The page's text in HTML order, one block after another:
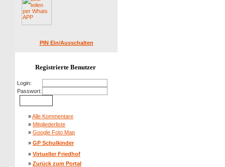
PIN Ein/Ausschalten
Registrierte Benutzer
Login:
Passwort:
»Alle Kommentare
» Mitgliederliste
» Google Foto Map
» GP Schulkinder
» Virtueller Friedhof
» Zurück zum Portal